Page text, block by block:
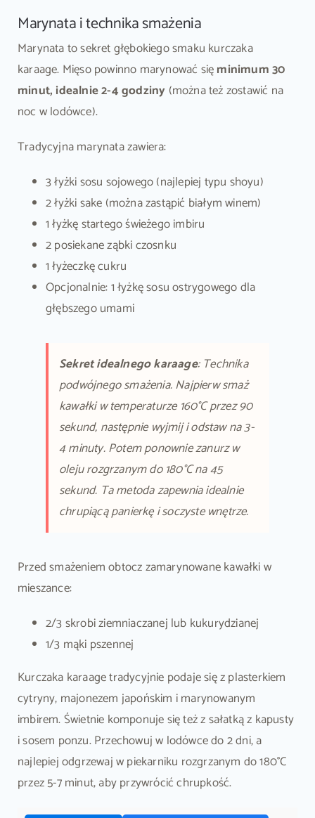
Marynata i technika smażenia
Marynata to sekret głębokiego smaku kurczaka
karaage. Mięso powinno marynować sięminimum 30
minut, idealnie 2-4 godziny (można też zostawić na
noc w lodówce).
Tradycyjna marynata zawiera:
3 łyżki sosu sojowego (najlepiej typu shoyu)
2 łyżki sake (można zastąpić białym winem)
1 łyżkę startego świeżego imbiru
2 posiekane ząbki czosnku
1 łyżeczkę cukru
Opcjonalnie: 1 łyżkę sosu ostrygowego dla
głębszego umami
Sekret idealnego karaage: Technika
podwójnego smażenia. Najpierw smaż
kawałki w temperaturze 160°C przez 90
sekund, następnie wyjmij i odstaw na 3-
4 minuty. Potem ponownie zanurz w
oleju rozgrzanym do 180°C na 45
sekund. Ta metoda zapewnia idealnie
chrupiącą panierkę i soczyste wnętrze.
Przed smażeniem obtocz zamarynowane kawałki w
mieszance:
2/3 skrobi ziemniaczanej lub kukurydzianej
1/3 mąki pszennej
Kurczaka karaage tradycyjnie podaje się z plasterkiem
cytryny, majonezem japońskim i marynowanym
imbirem. Świetnie komponuje się też z sałatką z kapusty
i sosem ponzu. Przechowuj w lodówce do 2 dni, a
najlepiej odgrzewaj w piekarniku rozgrzanym do 180°C
przez 5-7 minut, aby przywrócić chrupkość.